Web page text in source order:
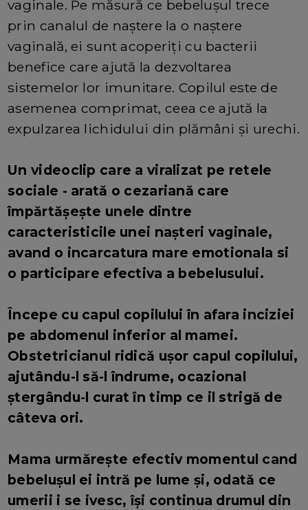
vaginale. Pe măsură ce bebelușul trece
prin canalul de naștere la o naștere
vaginală, ei sunt acoperiți cu bacterii
benefice care ajută la dezvoltarea
sistemelor lor imunitare. Copilul este de
asemenea comprimat, ceea ce ajută la
expulzarea lichidului din plămâni și urechi.
Un videoclip care a viralizat pe retele
sociale - arată o cezariană care
împărtășește unele dintre
caracteristicile unei nașteri vaginale,
avand o incarcatura mare emotionala si
o participare efectiva a bebelusului.
Începe cu capul copilului în afara inciziei
pe abdomenul inferior al mamei.
Obstetricianul ridică ușor capul copilului,
ajutându-l să-l îndrume, ocazional
ștergându-l curat în timp ce il strigă de
câteva ori.
Mama urmărește efectiv momentul cand
bebelușul ei intră pe lume și, odată ce
umerii i se ivesc, își continua drumul din